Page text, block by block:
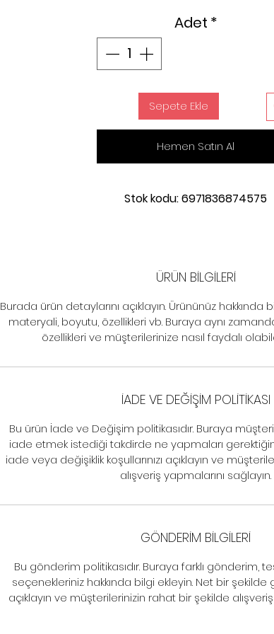
Adet *
Sepete Ekle
Hemen Satın Al
Stok kodu: 6971836874575
ÜRÜN BİLGİLERİ
Burada ürün detaylarını açıklayın. Ürününüz
materyali, boyutu, özellikleri vb. Buraya aynı
özellikleri ve müşterilerinize nasıl faydalı
İADE VE DEĞİŞİM POLİTİKASI
Bu ürün İade ve Değişim politikasıdır. Buraya
iade etmek istediği takdirde ne yapmaları
iade veya değişiklik koşullarınızı açıklayın ve
alışveriş yapmalarını sağlayın.
GÖNDERİM BİLGİLERİ
Bu gönderim politikasıdır. Buraya farklı gönderim,
seçenekleriniz hakkında bilgi ekleyin. Net bir şekilde
açıklayın ve müşterilerinizin rahat bir şekilde